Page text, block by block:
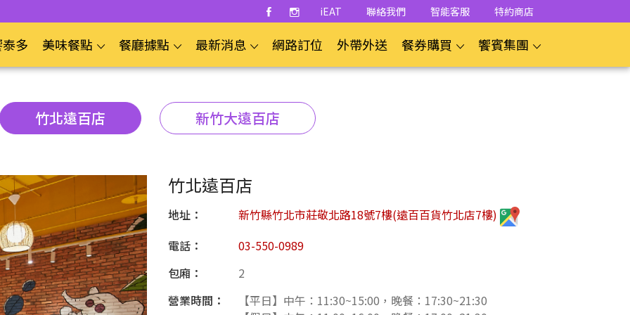
iEAT 聯絡我們 智能客服 特約商店
多 美味餐點 餐廳據點 最新消息 網路訂位 外帶外送 餐券購買 饗賓集團
竹北遠百店 新竹大遠百店
竹北遠百店
地址：
新竹縣竹北市莊敬北路18號7樓(遠百百貨竹北店7樓)
電話：
03-550-0989
包廂：
2
營業時間：
【平日】中午：11:30~15:00，晚餐：17:30~21:30